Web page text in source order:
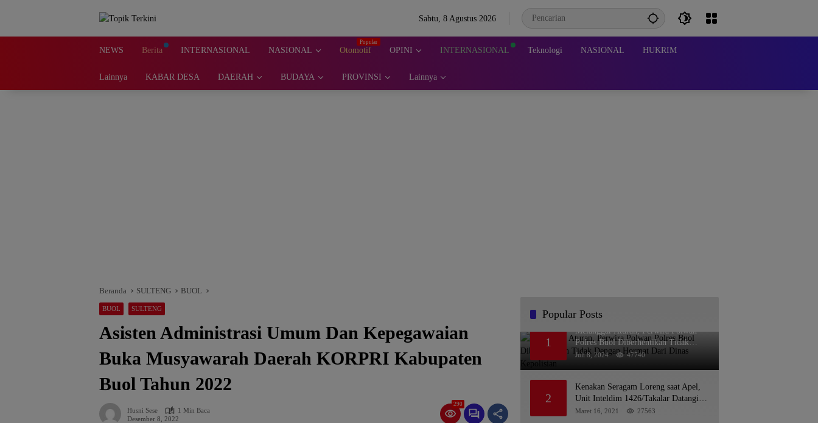
Sabtu, 8 Agustus 2026
NEWS Berita INTERNASIONAL NASIONAL Otomotif OPINI INTERNASIONAL Teknologi NASIONAL HUKRIM
Lainnya KABAR DESA DAERAH BUDAYA PROVINSI Lainnya
Beranda SULTENG BUOL
BUOL SULTENG
Asisten Administrasi Umum Dan Kepegawaian
Buka Musyawarah Daerah KORPRI Kabupaten
Buol Tahun 2022
Husni Sese
1 Min Baca
Desember 8, 2022
290
Popular Posts
1
Melanggar Aturan, Perwira Polwan
Polres Buol Diberhentikan Tidak
Dengan Hormat Dari Dinas Kepolisian
Juli 8, 2024 47740
2
Kenakan Seragam Loreng saat Apel,
Unit Inteldim 1426/Takalar Datangi
Kediaman Kasatpol PP
Maret 16, 2021 27563